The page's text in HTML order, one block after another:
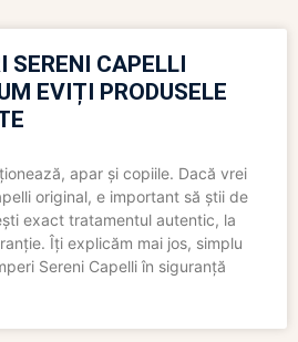
SERENI CAPELLI
EVIȚI PRODUSELE
apar și copiile. Dacă vrei
original, e important să știi de
exact tratamentul autentic, la
Îți explicăm mai jos, simplu
Sereni Capelli în siguranță